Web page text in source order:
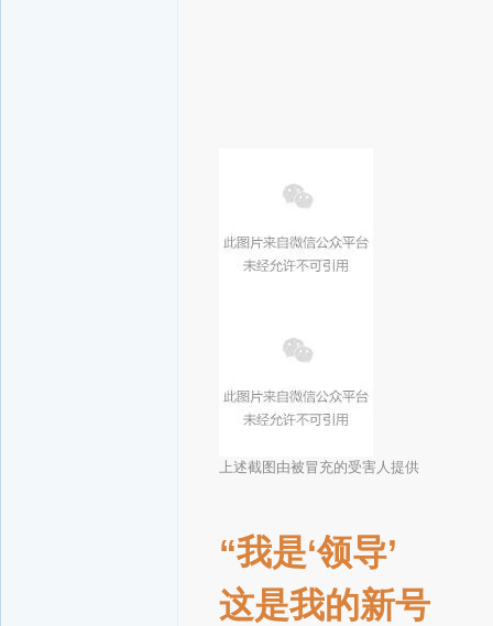
上述截图由被冒充的受害人提供
“我是‘领导’
这是我的新号